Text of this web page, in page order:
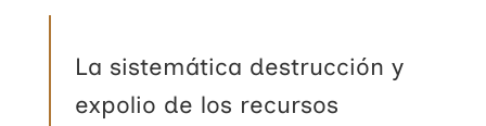
La sistemática destrucción y
expolio de los recursos